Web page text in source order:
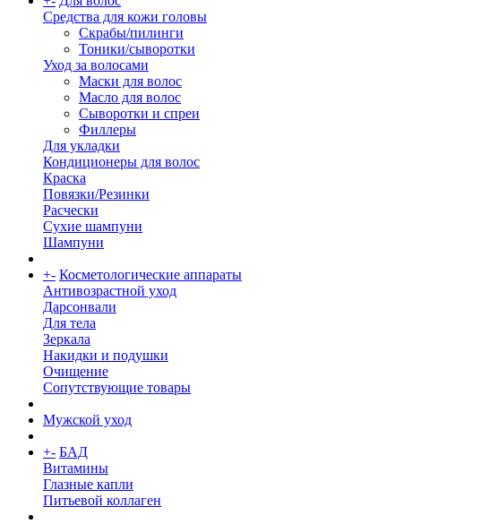
Средства для кожи головы
Скрабы/пилинги
Тоники/сыворотки
Уход за волосами
Маски для волос
Масло для волос
Сыворотки и спреи
Филлеры
Для укладки
Кондиционеры для волос
Краска
Повязки/Резинки
Расчески
Сухие шампуни
Шампуни
+- Косметологические аппараты
Антивозрастной уход
Дарсонвали
Для тела
Зеркала
Накидки и подушки
Очищение
Сопутствующие товары
Мужской уход
+- БАД
Витамины
Глазные капли
Питьевой коллаген